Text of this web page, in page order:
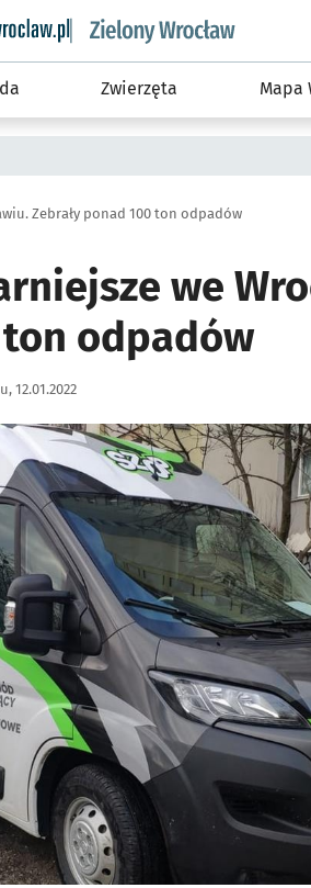
informacyjny wroclaw.pl podserwis:
Zwierzęta Mapa
Zebrały ponad 100 ton odpadów
we
odpadów
12.01.2022